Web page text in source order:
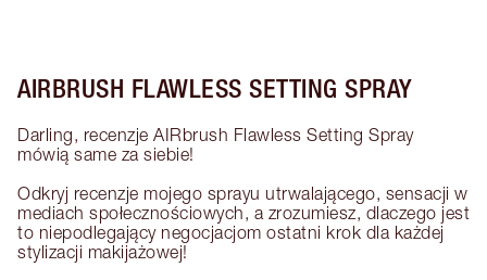
AIRBRUSH FLAWLESS SETTING SPRAY
Darling, recenzje AIRbrush Flawless Setting Spray
mówią same za siebie!
Odkryj recenzje mojego sprayu utrwalającego, sensacji w
mediach społecznościowych, a zrozumiesz, dlaczego jest
to niepodlegający negocjacjom ostatni krok dla każdej
stylizacji makijażowej!